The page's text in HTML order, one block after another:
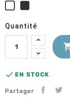
BlancAnthracite
RAL7016
Quantité
 EN STOCK
Partager